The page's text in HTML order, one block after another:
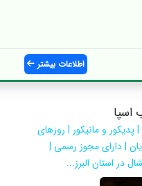
اطلاعات بیشتر
اسپا
پدیکور و مانیکور | روزهای
| دارای مجوز رسمی |
در استان البرز...